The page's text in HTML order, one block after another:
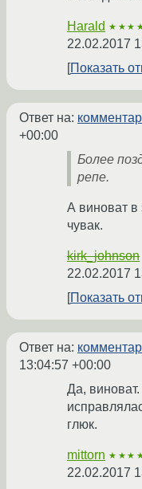
Harald
22.02.2017
Показать
Ответ на:
+00:00
Более
репе.
А виноват в
чувак.
kirk_johnson
22.02.2017
Показать
Ответ на:
13:04:57 +00:00
Да,
глюк.
mittorn
22.02.2017